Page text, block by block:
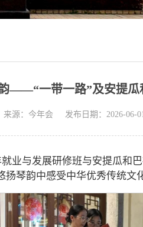
——“一带一路”及安提瓜
来源：今年会 发布日期：2026-06-
业与发展研修班与安提瓜和
琴韵中感受中华优秀传统文